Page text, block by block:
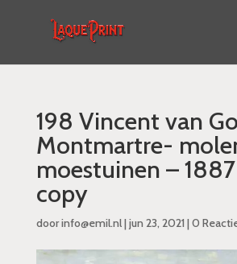
198 Vincent van
Montmartre-
moestuinen –
copy
doorinfo@emil.nl| jun 23, 2021 | 0